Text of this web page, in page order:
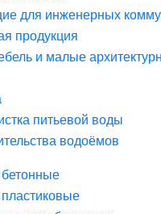
для инженерных
продукция
и малые
питьевой воды
водоёмов